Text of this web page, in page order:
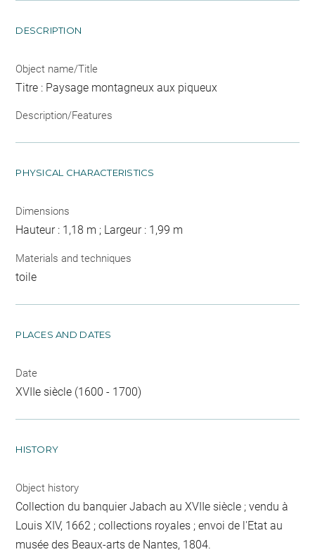
DESCRIPTION
Object name/Title
Titre : Paysage montagneux aux piqueux
Description/Features
PHYSICAL CHARACTERISTICS
Dimensions
Hauteur : 1,18 m ; Largeur : 1,99 m
Materials and techniques
toile
PLACES AND DATES
Date
XVIIe siècle (1600 - 1700)
HISTORY
Object history
Collection du banquier Jabach au XVIIe siècle ; vendu à
Louis XIV, 1662 ; collections royales ; envoi de l'Etat au
musée des Beaux-arts de Nantes, 1804.